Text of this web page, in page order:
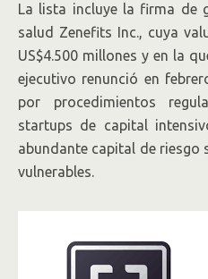
La lista incluye la firma de
salud Zenefits Inc., cuya
US$4.500 millones y en la
ejecutivo renunció en
por procedimientos
startups de capital
abundante capital de riesgo
vulnerables.